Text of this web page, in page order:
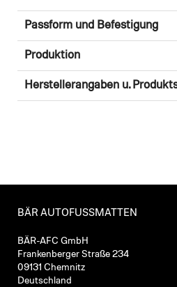
Passform und Befestigung
Produktion
Herstellerangaben u.
BÄR AUTOFUSSMATTEN
BÄR-AFC GmbH
Frankenberger Straße 234
09131 Chemnitz
Deutschland